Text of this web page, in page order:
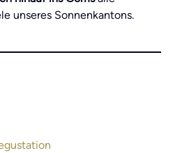
unseres Sonnenkantons.